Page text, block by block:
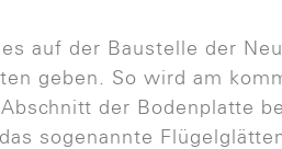
auf der Baustelle der
geben. So wird am
der Bodenplatte
sogenannte